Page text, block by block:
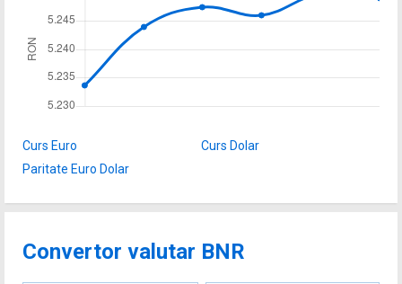
Curs Euro
Curs Dolar
Paritate Euro Dolar
Convertor valutar BNR